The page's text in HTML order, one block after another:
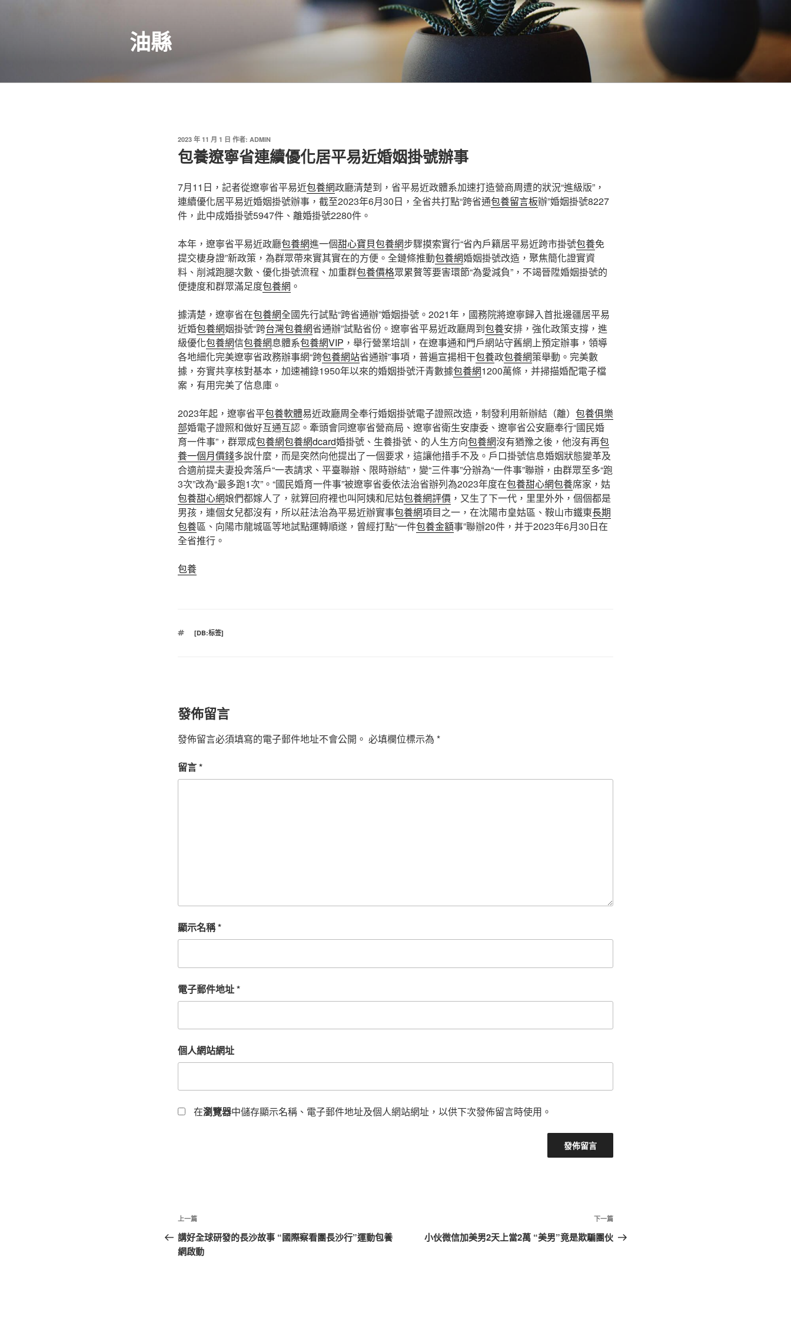
油縣
發
佈
於
2023 年 11 月 1 日 作者: ADMIN
包養遼寧省連續優化居平易近婚姻掛號辦事
7月11日，記者從遼寧省平易近包養網政廳清楚到，省平易近政體系加速打造營商周遭的狀況“進級版”，
連續優化居平易近婚姻掛號辦事，截至2023年6月30日，全省共打點“跨省通包養留言板辦”婚姻掛號8227
件，此中成婚掛號5947件、離婚掛號2280件。
本年，遼寧省平易近政廳包養網進一個甜心寶貝包養網步驟摸索實行“省內戶籍居平易近跨市掛號包養免
提交棲身證”新政策，為群眾帶來實其實在的方便。全鏈條推動包養網婚姻掛號改造，聚焦簡化證實資
料、削減跑腿次數、優化掛號流程、加重群包養價格眾累贅等要害環節“為愛減負”，不竭晉陞婚姻掛號的
便捷度和群眾滿足度包養網 。
據清楚，遼寧省在包養網全國先行試點“跨省通辦”婚姻掛號。2021年，國務院將遼寧歸入首批邊疆居平易
近婚包養網姻掛號“跨台灣包養網省通辦”試點省份。遼寧省平易近政廳周到包養安排，強化政策支撐，進
級優化包養網信包養網息體系包養網VIP ，舉行營業培訓，在遼事通和門戶網站守舊網上預定辦事，領導
各地細化完美遼寧省政務辦事網“跨包養網站省通辦”事項，普遍宣揚相干包養政包養網策舉動。完美數
據，夯實共享核對基本，加速補錄1950年以來的婚姻掛號汗青數據包養網1200萬條，并掃描婚配電子檔
案，有用完美了信息庫。
2023年起，遼寧省平包養軟體易近政廳周全奉行婚姻掛號電子證照改造，制發利用新辦結（離） 包養俱樂
部婚電子證照和做好互通互認。牽頭會同遼寧省營商局、遼寧省衛生安康委、遼寧省公安廳奉行“國民婚
育一件事”，群眾成包養網包養網dcard婚掛號、生養掛號、的人生方向包養網沒有猶豫之後，他沒有再包
養一個月價錢多說什麼，而是突然向他提出了一個要求，這讓他措手不及。戶口掛號信息婚姻狀態變革及
合適前提夫妻投奔落戶“一表請求、平臺聯辦、限時辦結”，變“三件事”分辦為“一件事”聯辦，由群眾至多“跑
3次”改為“最多跑1次”。“國民婚育一件事”被遼寧省委依法治省辦列為2023年度在包養甜心網包養席家，姑
包養甜心網娘們都嫁人了，就算回府裡也叫阿姨和尼姑包養網評價 ，又生了下一代，里里外外，個個都是
男孩，連個女兒都沒有，所以莊法治為平易近辦實事包養網項目之一，在沈陽市皇姑區、鞍山市鐵東長期
包養區、向陽市龍城區等地試點運轉順遂，曾經打點“一件包養金額事”聯辦20件，并于2023年6月30日在
全省推行。
包養
標
[DB:标签]
發佈留言
發佈留言必須填寫的電子郵件地址不會公開。 必填欄位標示為 *
留言*
顯示名稱*
電子郵件地址*
個人網站網址
在瀏覽器中儲存顯示名稱、電子郵件地址及個人網站網址，以供下次發佈留言時使用。
文
章
導
上
一
篇
上一篇
講好全球研發的長沙故事 “國際察看團長沙行”運動包養
網啟動
下
一
下一篇
小伙微信加美男2天上當2萬 “美男”竟是欺騙團伙